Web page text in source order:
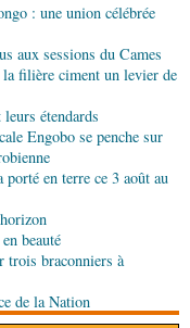
local :
au Congo
rouges et
d'Europe
les mafias du
humaine
présidente du
Noire
: une union célébrée
aux sessions du Cames
filière ciment un levier de
étendards
Engobo se penche sur
en terre ce 3 août au
beauté
trois braconniers à
de la Nation